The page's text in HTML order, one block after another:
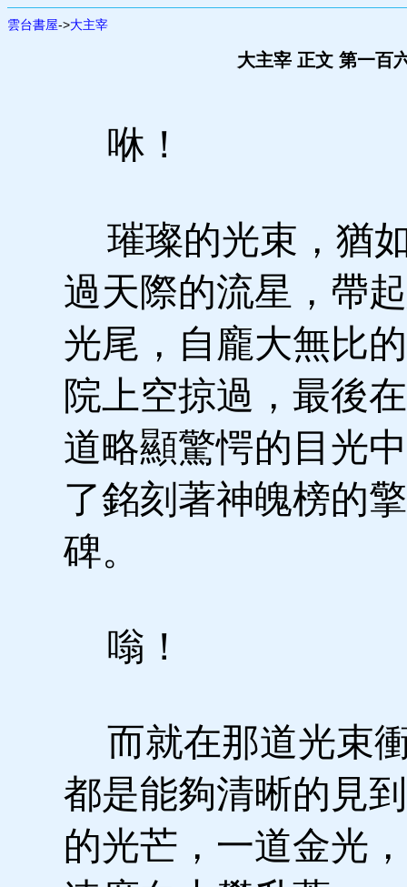
雲台書屋->大主宰
大主宰 正文 第一百
咻！
璀璨的光束，猶
過天際的流星，帶
光尾，自龐大無比
院上空掠過，最後
道略顯驚愕的目光
了銘刻著神魄榜的
碑。
嗡！
而就在那道光束
都是能夠清晰的見
的光芒，一道金光